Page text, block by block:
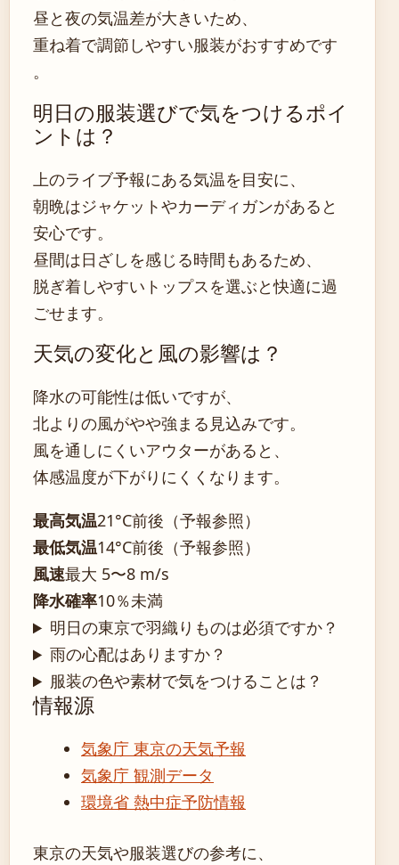
昼と夜の気温差が大きいため、
重ね着で調節しやすい服装がおすすめです
。
明日の服装選びで気をつけるポイ
ントは？
上のライブ予報にある気温を目安に、
朝晩はジャケットやカーディガンがあると
安心です。
昼間は日ざしを感じる時間もあるため、
脱ぎ着しやすいトップスを選ぶと快適に過
ごせます。
天気の変化と風の影響は？
降水の可能性は低いですが、
北よりの風がやや強まる見込みです。
風を通しにくいアウターがあると、
体感温度が下がりにくくなります。
最高気温21°C前後（予報参照）
最低気温14°C前後（予報参照）
風速最大 5〜8 m/s
降水確率10％未満
明日の東京で羽織りものは必須ですか？
雨の心配はありますか？
服装の色や素材で気をつけることは？
情報源
気象庁 東京の天気予報
気象庁 観測データ
環境省 熱中症予防情報
東京の天気や服装選びの参考に、